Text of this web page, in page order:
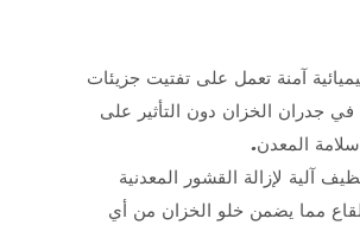
آمنة تعمل على تفتيت جزيئات
في جدران الخزان دون التأثير على
المعدن.
آلية لإزالة القشور المعدنية
مما يضمن خلو الخزان من أي